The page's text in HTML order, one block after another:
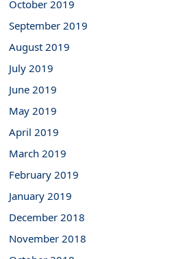
October 2019
September 2019
August 2019
July 2019
June 2019
May 2019
April 2019
March 2019
February 2019
January 2019
December 2018
November 2018